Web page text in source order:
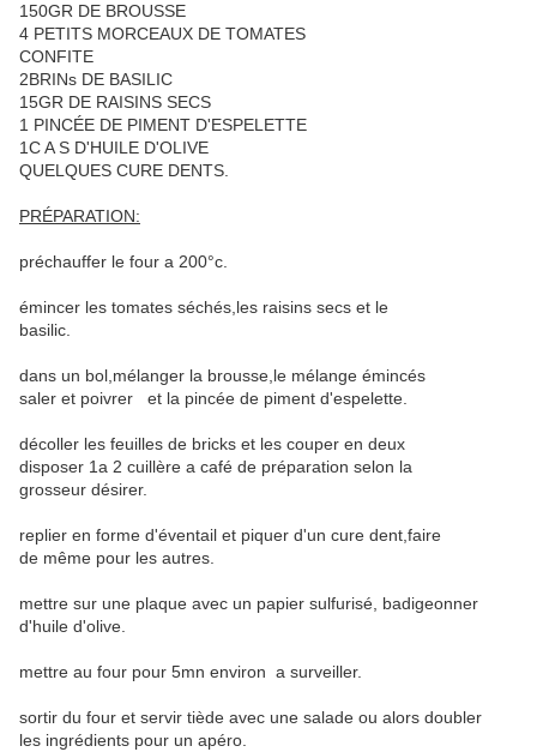
150GR DE BROUSSE
4 PETITS MORCEAUX DE TOMATES
CONFITE
2BRINs DE BASILIC
15GR DE RAISINS SECS
1 PINCÉE DE PIMENT D'ESPELETTE
1C A S D'HUILE D'OLIVE
QUELQUES CURE DENTS.
PRÉPARATION:
préchauffer le four a 200°c.
émincer les tomates séchés,les raisins secs et le
basilic.
dans un bol,mélanger la brousse,le mélange émincés
saler et poivrer et la pincée de piment d'espelette.
décoller les feuilles de bricks et les couper en deux
disposer 1a 2 cuillère a café de préparation selon la
grosseur désirer.
replier en forme d'éventail et piquer d'un cure dent,faire
de même pour les autres.
mettre sur une plaque avec un papier sulfurisé, badigeonner
d'huile d'olive.
mettre au four pour 5mn environ a surveiller.
sortir du four et servir tiède avec une salade ou alors doubler
les ingrédients pour un apéro.